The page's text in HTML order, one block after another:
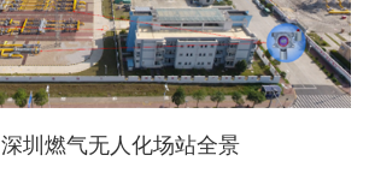
深圳燃气无人化场站全景